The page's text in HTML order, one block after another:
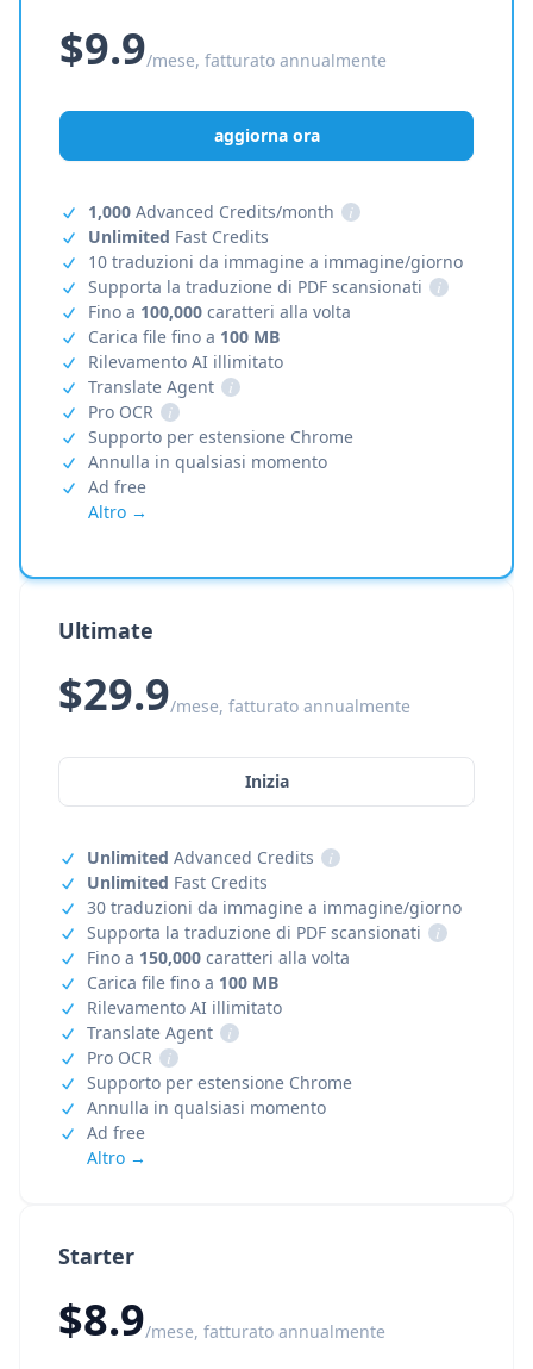
Starter
$8.9/mese, fatturato annualmente
$9.9/mese, fatturato annualmente
aggiorna ora
1,000 Advanced Credits/month
i
Unlimited Fast Credits
10 traduzioni da immagine a immagine/giorno
Supporta la traduzione di PDF scansionati
i
Fino a 100,000 caratteri alla volta
Carica file fino a 100 MB
Rilevamento AI illimitato
Translate Agent
i
Pro OCR
i
Supporto per estensione Chrome
Annulla in qualsiasi momento
Ad free
Altro →
Ultimate
$29.9/mese, fatturato annualmente
Inizia
Unlimited Advanced Credits
i
Unlimited Fast Credits
30 traduzioni da immagine a immagine/giorno
Supporta la traduzione di PDF scansionati
i
Fino a 150,000 caratteri alla volta
Carica file fino a 100 MB
Rilevamento AI illimitato
Translate Agent
i
Pro OCR
i
Supporto per estensione Chrome
Annulla in qualsiasi momento
Ad free
Altro →